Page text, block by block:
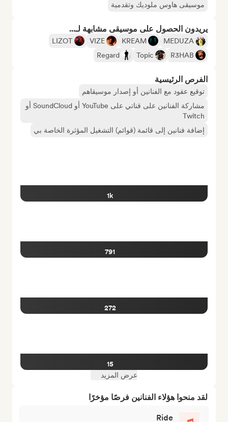
موسيقى هاوس ملوديك وتقدمية
يريدون الحصول على موسيقى مشابهة لـ...
MEDUZA
KREAM
VIZE
LIZOT
R3HAB
Topic
Regard
الفرص الرئيسية
توقيع عقود مع الفنانين أو إصدار موسيقاهم
مشاركة الفنانين على قناتي على YouTube أو SoundCloud أو
Twitch
إضافة فنانين إلى قائمة (قوائم) التشغيل المؤثرة الخاصة بي
1k
791
272
15
عرض المزيد
لقد منحوا هؤلاء الفنانين فرصًا مؤخرًا
Ride